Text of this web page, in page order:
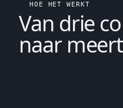
HOE HET WERKT
Van drie
naar